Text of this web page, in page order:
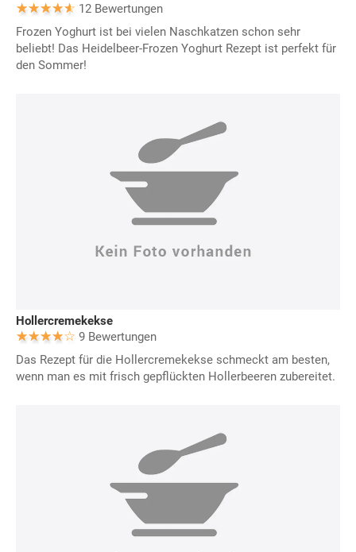
12 Bewertungen
Frozen Yoghurt ist bei vielen Naschkatzen schon sehr
beliebt! Das Heidelbeer-Frozen Yoghurt Rezept ist perfekt für
den Sommer!
Hollercremekekse
9 Bewertungen
Das Rezept für die Hollercremekekse schmeckt am besten,
wenn man es mit frisch gepflückten Hollerbeeren zubereitet.